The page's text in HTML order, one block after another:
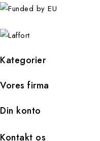
Kategorier
Vores firma
Din konto
Kontakt os